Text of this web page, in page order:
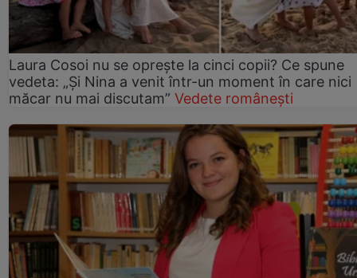
Laura Cosoi nu se oprește la cinci copii? Ce spune
vedeta: „Și Nina a venit într-un moment în care nici
măcar nu mai discutam” Vedete românești